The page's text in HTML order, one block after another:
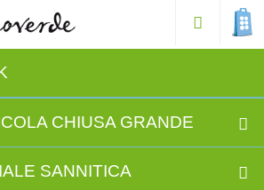
CHIUSA GRANDE
SANNITICA